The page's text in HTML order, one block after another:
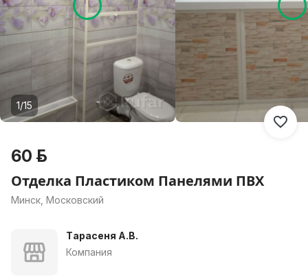
1/15
60 р.
Отделка Пластиком Панелями ПВХ
Минск, Московский
Тарасеня А.В.
Компания